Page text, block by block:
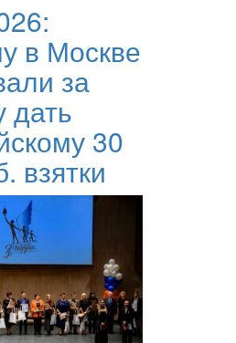
в Москве
за
дать
30
взятки